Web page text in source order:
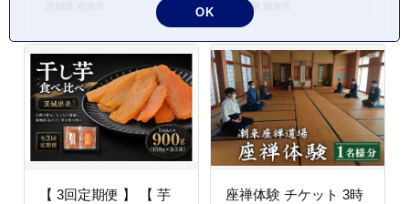
茨城県 潮来市
【 3回定期便 】 【 芋
座禅体験 チケット 3時
OK